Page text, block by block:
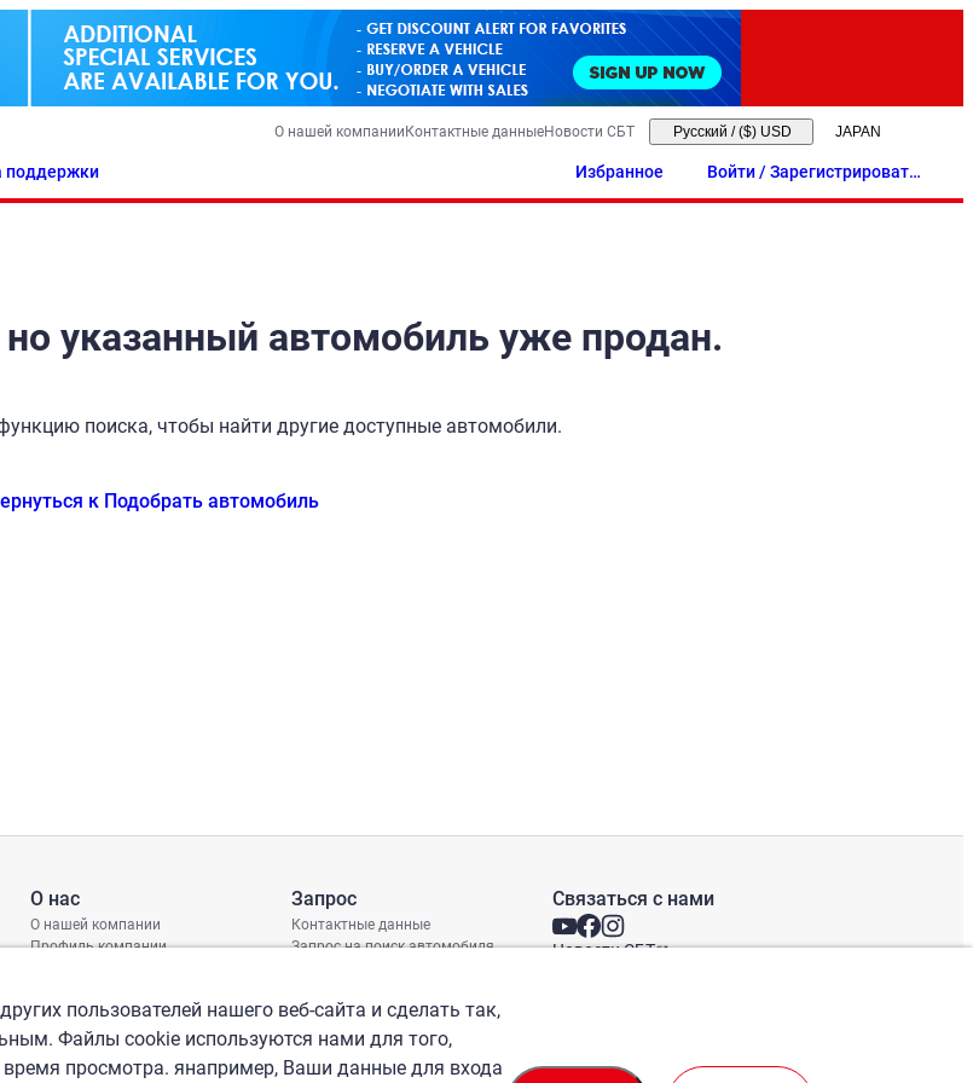
поддержки
О нашей компанииКонтактные данныеНовости СБТ Русский / ($) USD
Избранное
Войти / Зарегистрировать
ся
указанный автомобиль уже продан.
поиска, чтобы найти другие доступные автомобили.
к Подобрать автомобиль
О нас
О нашей компании
Профиль компании
Запрос
Контактные данные
Запрос на поиск автомобиля
Связаться с нами
Новости СБТ
пользователей нашего веб-сайта и сделать так,
Файлы cookie используются нами для того,
просмотра. янапример, Ваши данные для входа